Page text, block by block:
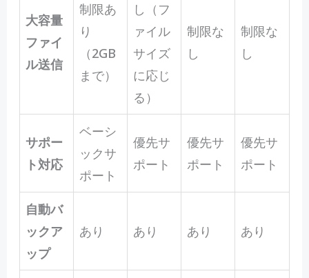
大容量
ファイ
ル送信
制限あ
り
（2GB
まで）
し（フ
ァイル
サイズ
に応じ
る）
制限な
し
制限な
し
サポー
ト対応
ベーシ
ックサ
ポート
優先サ
ポート
優先サ
ポート
優先サ
ポート
自動バ
ックア
ップ
あり あり あり あり